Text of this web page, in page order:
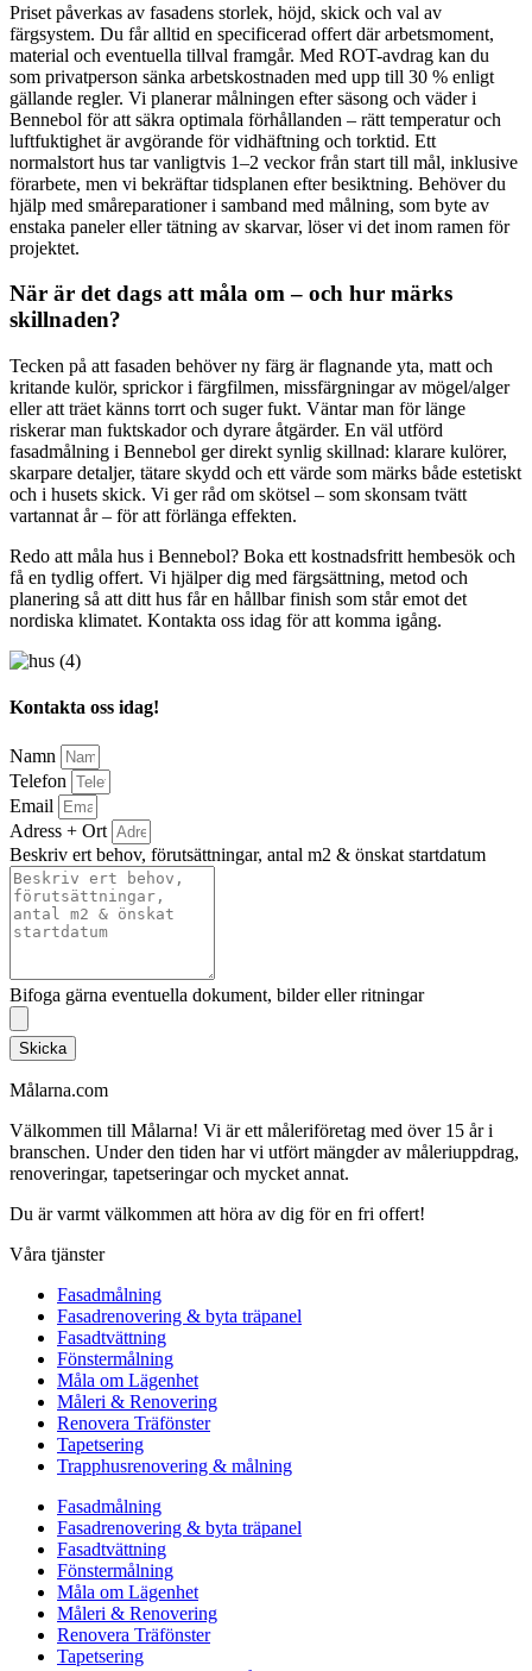
Priset påverkas av fasadens storlek, höjd, skick och val av
färgsystem. Du får alltid en specificerad offert där arbetsmoment,
material och eventuella tillval framgår. Med ROT-avdrag kan du
som privatperson sänka arbetskostnaden med upp till 30 % enligt
gällande regler. Vi planerar målningen efter säsong och väder i
Bennebol för att säkra optimala förhållanden – rätt temperatur och
luftfuktighet är avgörande för vidhäftning och torktid. Ett
normalstort hus tar vanligtvis 1–2 veckor från start till mål, inklusive
förarbete, men vi bekräftar tidsplanen efter besiktning. Behöver du
hjälp med småreparationer i samband med målning, som byte av
enstaka paneler eller tätning av skarvar, löser vi det inom ramen för
projektet.
När är det dags att måla om – och hur märks
skillnaden?
Tecken på att fasaden behöver ny färg är flagnande yta, matt och
kritande kulör, sprickor i färgfilmen, missfärgningar av mögel/alger
eller att träet känns torrt och suger fukt. Väntar man för länge
riskerar man fuktskador och dyrare åtgärder. En väl utförd
fasadmålning i Bennebol ger direkt synlig skillnad: klarare kulörer,
skarpare detaljer, tätare skydd och ett värde som märks både estetiskt
och i husets skick. Vi ger råd om skötsel – som skonsam tvätt
vartannat år – för att förlänga effekten.
Redo att måla hus i Bennebol? Boka ett kostnadsfritt hembesök och
få en tydlig offert. Vi hjälper dig med färgsättning, metod och
planering så att ditt hus får en hållbar finish som står emot det
nordiska klimatet. Kontakta oss idag för att komma igång.
Kontakta oss idag!
Namn
Telefon
Email
Adress + Ort
Beskriv ert behov, förutsättningar, antal m2 & önskat startdatum
Bifoga gärna eventuella dokument, bilder eller ritningar
Skicka
Målarna.com
Välkommen till Målarna! Vi är ett måleriföretag med över 15 år i
branschen. Under den tiden har vi utfört mängder av måleriuppdrag,
renoveringar, tapetseringar och mycket annat.
Du är varmt välkommen att höra av dig för en fri offert!
Våra tjänster
Fasadmålning
Fasadrenovering & byta träpanel
Fasadtvättning
Fönstermålning
Måla om Lägenhet
Måleri & Renovering
Renovera Träfönster
Tapetsering
Trapphusrenovering & målning
Fasadmålning
Fasadrenovering & byta träpanel
Fasadtvättning
Fönstermålning
Måla om Lägenhet
Måleri & Renovering
Renovera Träfönster
Tapetsering